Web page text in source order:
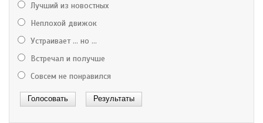
Лучший из новостных
Неплохой движок
Устраивает ... но ...
Встречал и получше
Совсем не понравился